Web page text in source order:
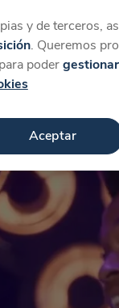
y de terceros,
. Queremos
poder
Aceptar